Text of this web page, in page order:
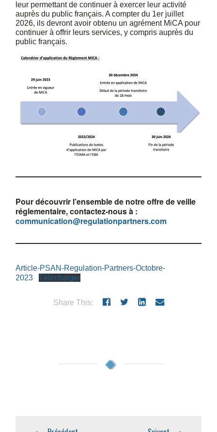
leur permettant de continuer à exercer leur activité
auprès du public français. A compter du 1er juillet
2026, ils devront avoir obtenu un agrément MiCA pour
continuer à offrir leurs services, y compris auprès du
public français.
Pour découvrir l’ensemble de notre offre de veille
réglementaire, contactez-nous à :
communication@regulationpartners.com
Article-PSAN-Regulation-Partners-Octobre-
2023
Télécharger
Share This: